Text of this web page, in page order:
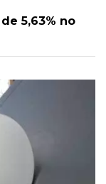
5,63% no